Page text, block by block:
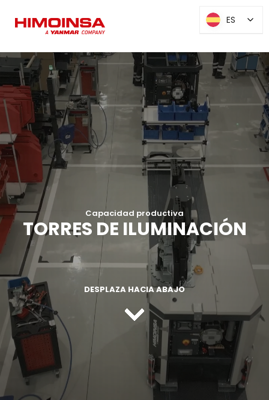
Capacidad productiva
TORRES DE ILUMINACIÓN
DESPLAZA HACIA ABAJO
ES
ES